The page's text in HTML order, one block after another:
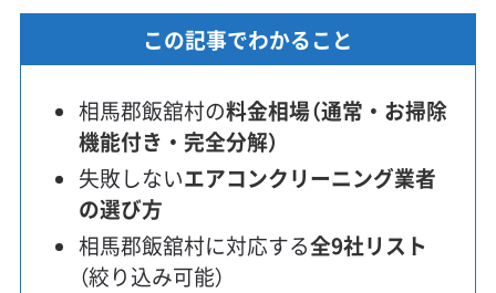
この記事でわかること
相馬郡飯舘村の料金相場（通常・お掃除
機能付き・完全分解）
失敗しないエアコンクリーニング業者
の選び方
相馬郡飯舘村に対応する全9社リスト
（絞り込み可能）